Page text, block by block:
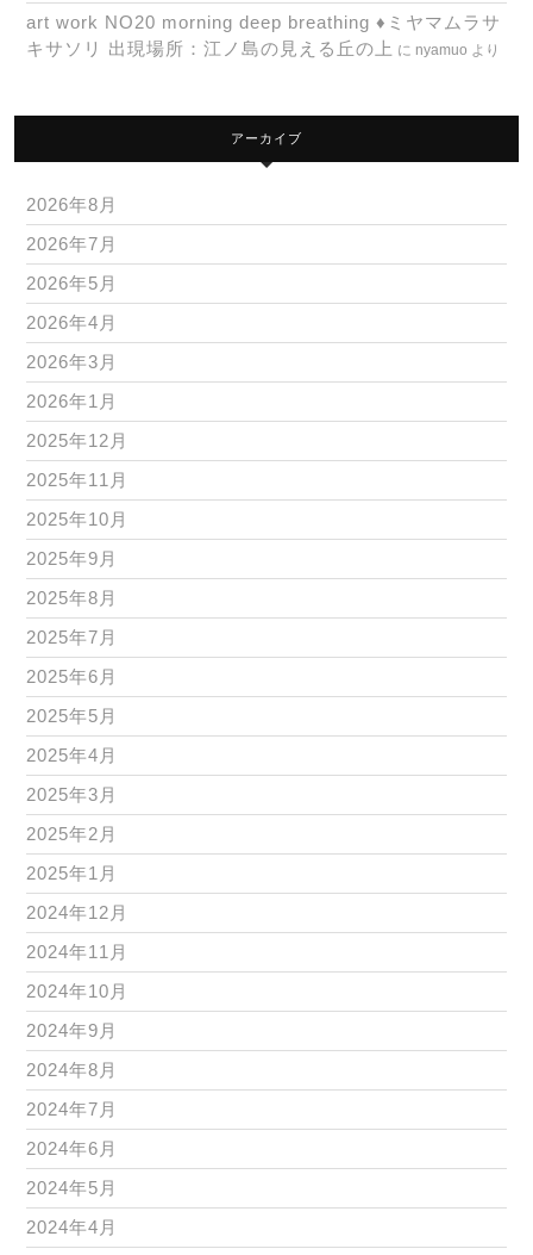
art work NO20 morning deep breathing ♦ミヤマムラサ
キサソリ 出現場所：江ノ島の見える丘の上 に nyamuo より
アーカイブ
2026年8月
2026年7月
2026年5月
2026年4月
2026年3月
2026年1月
2025年12月
2025年11月
2025年10月
2025年9月
2025年8月
2025年7月
2025年6月
2025年5月
2025年4月
2025年3月
2025年2月
2025年1月
2024年12月
2024年11月
2024年10月
2024年9月
2024年8月
2024年7月
2024年6月
2024年5月
2024年4月